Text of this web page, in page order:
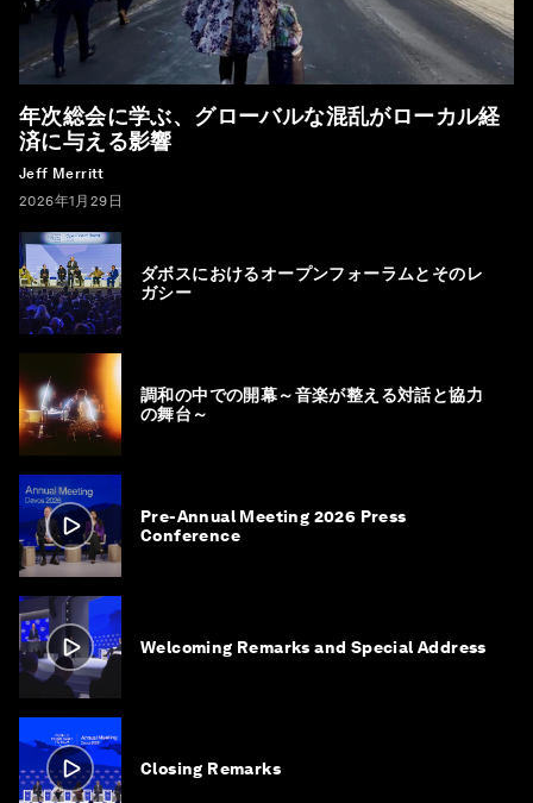
年次総会に学ぶ、グローバルな混乱がローカル経
済に与える影響
Jeff Merritt
2026年1月29日
ダボスにおけるオープンフォーラムとそのレ
ガシー
調和の中での開幕～音楽が整える対話と協力
の舞台～
Pre-Annual Meeting 2026 Press
Conference
Welcoming Remarks and Special Address
Closing Remarks